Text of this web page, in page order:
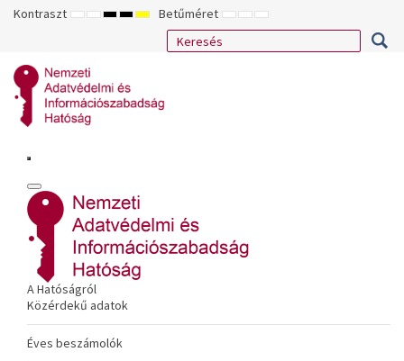
Kontraszt ALAPÉRTELMEZETT
ÉJSZAKAI
NAGY
KONTRASZTÚ
NAGY
KONTRASZTÚ
NAGY
KONTRASZTÚ
SÁRGA
FEKETE
Betűméret KISEBB
BETŰTÍPUS
ALAPÉRTELMEZETT
BETŰMÉRET
NAGYOBB
BETŰMÉRET
A Hatóságról
Közérdekű adatok
Éves beszámolók